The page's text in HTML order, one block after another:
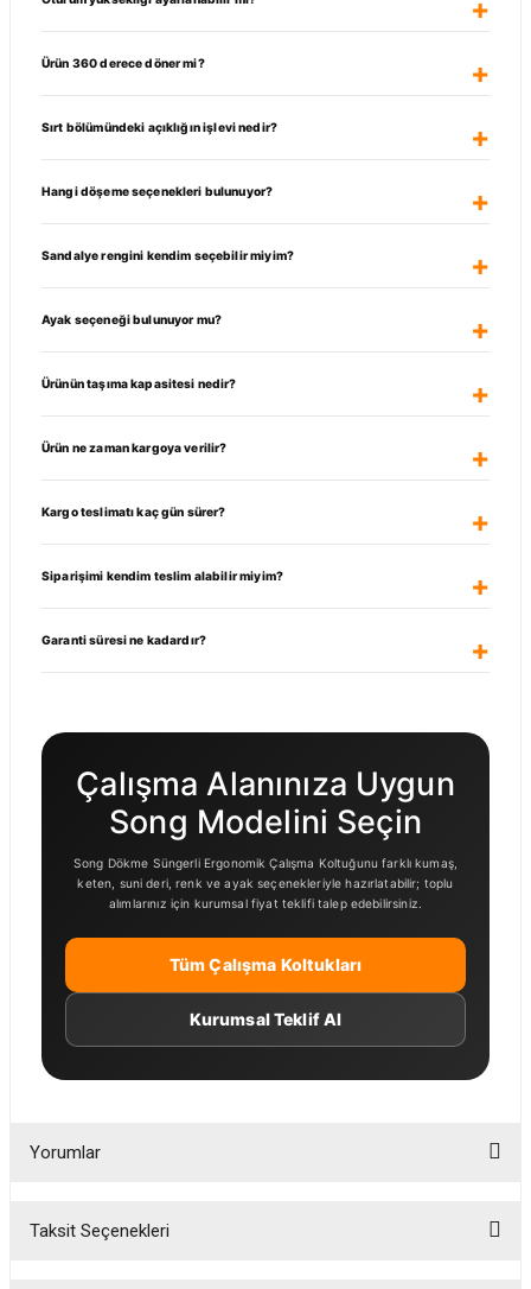
Ürün 360 derece döner mi?
Sırt bölümündeki açıklığın işlevi nedir?
Hangi döşeme seçenekleri bulunuyor?
Sandalye rengini kendim seçebilir miyim?
Ayak seçeneği bulunuyor mu?
Ürünün taşıma kapasitesi nedir?
Ürün ne zaman kargoya verilir?
Kargo teslimatı kaç gün sürer?
Siparişimi kendim teslim alabilir miyim?
Garanti süresi ne kadardır?
Çalışma Alanınıza Uygun
Song Modelini Seçin
Song Dökme Süngerli Ergonomik Çalışma Koltuğunu farklı kumaş,
keten, suni deri, renk ve ayak seçenekleriyle hazırlatabilir; toplu
alımlarınız için kurumsal fiyat teklifi talep edebilirsiniz.
Tüm Çalışma Koltukları
Kurumsal Teklif Al
Yorumlar
Bu ürüne ilk yorumu siz yapın!
Taksit Seçenekleri